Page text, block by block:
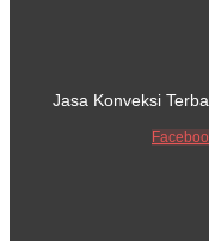
Jasa Konveksi